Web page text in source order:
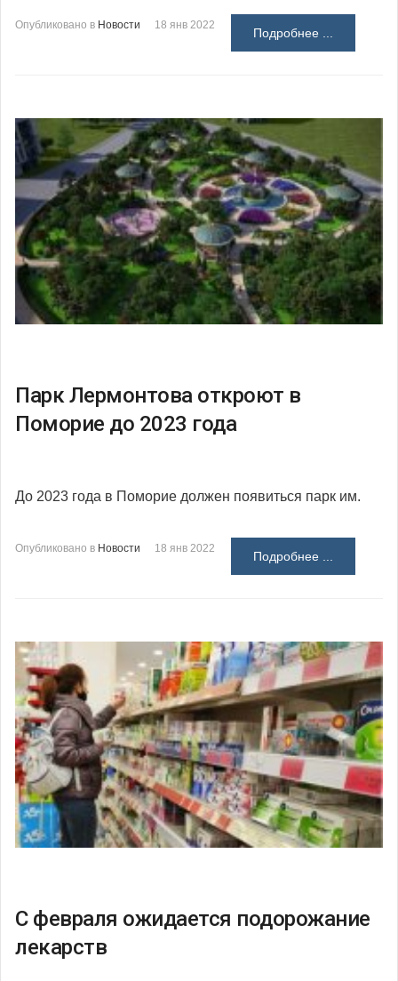
Опубликовано в Новости 18 янв 2022
Подробнее ...
Парк Лермонтова откроют в
Поморие до 2023 года
До 2023 года в Поморие должен появиться парк им.
Опубликовано в Новости 18 янв 2022
Подробнее ...
С февраля ожидается подорожание
лекарств